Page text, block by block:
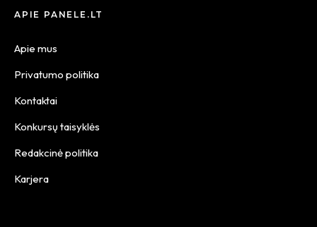
APIE PANELE.LT
Apie mus
Privatumo politika
Kontaktai
Konkursų taisyklės
Redakcinė politika
Karjera